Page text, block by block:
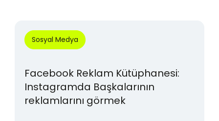
Sosyal Medya
Facebook Reklam Kütüphanesi:
Instagramda Başkalarının
reklamlarını görmek